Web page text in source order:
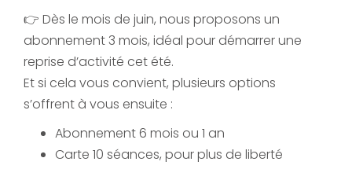
👉 Dès le mois de juin, nous proposons un
abonnement 3 mois, idéal pour démarrer une
reprise d’activité cet été.
Et si cela vous convient, plusieurs options
s’offrent à vous ensuite :
Abonnement 6 mois ou 1 an
Carte 10 séances, pour plus de liberté